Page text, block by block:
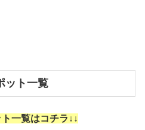
ット一覧
一覧はコチラ↓↓